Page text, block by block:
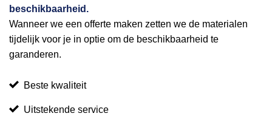
beschikbaarheid.
Wanneer we een offerte maken zetten we de materialen
tijdelijk voor je in optie om de beschikbaarheid te
garanderen.
Beste kwaliteit
Uitstekende service